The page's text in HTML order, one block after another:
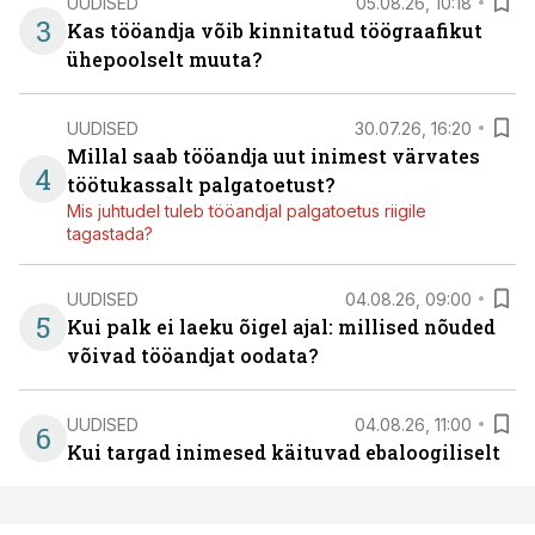
3
Kas tööandja võib kinnitatud töögraafikut
ühepoolselt muuta?
4
UUDISED 30.07.26, 16:20
Millal saab tööandja uut inimest värvates
töötukassalt palgatoetust?
Mis juhtudel tuleb tööandjal palgatoetus riigile
tagastada?
5
UUDISED 04.08.26, 09:00
Kui palk ei laeku õigel ajal: millised nõuded
võivad tööandjat oodata?
6 UUDISED 04.08.26, 11:00
Kui targad inimesed käituvad ebaloogiliselt